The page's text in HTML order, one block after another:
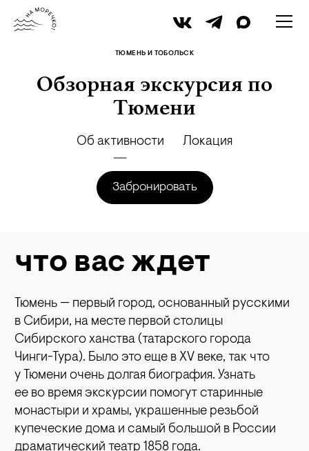
ТЮМЕНЬ И ТОБОЛЬСК
Обзорная экскурсия по
Тюмени
Об активности Локация
Забронировать
что вас ждет
Тюмень — первый город, основанный русскими
в Сибири, на месте первой столицы
Сибирского ханства (татарского города
Чинги-Тура). Было это еще в XV веке, так что
у Тюмени очень долгая биография. Узнать
ее во время экскурсии помогут старинные
монастыри и храмы, украшенные резьбой
купеческие дома и самый большой в России
драматический театр 1858 года.